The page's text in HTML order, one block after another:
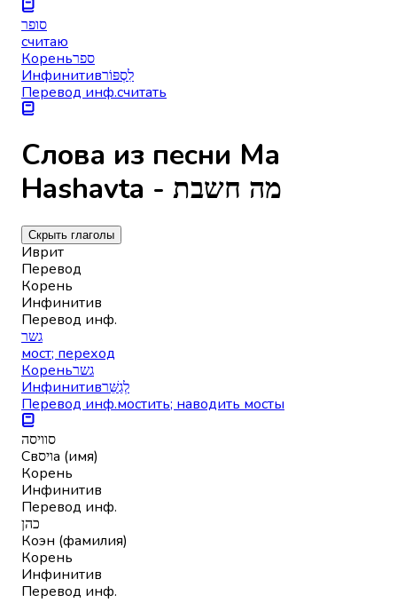
סופר
считаю
Кореньספר
Инфинитивלִסְפּוֹר
Перевод инф.считать
Слова из песни Ma
Hashavta - מה חשבת
Скрыть глаголы
Иврит
Перевод
Корень
Инфинитив
Перевод инф.
גשר
мост; переход
Кореньגשר
Инфинитивלְגַשֵּׁר
Перевод инф.мостить; наводить мосты
סוויסה
Свויסа (имя)
Корень
Инфинитив
Перевод инф.
כהן
Коэн (фамилия)
Корень
Инфинитив
Перевод инф.